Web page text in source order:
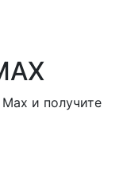
и получите